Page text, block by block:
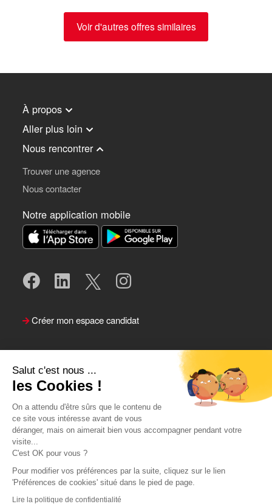
Salut c'est nous ...
les Cookies !
On a attendu d'être sûrs que le contenu de
ce site vous intéresse avant de vous
déranger, mais on aimerait bien vous accompagner pendant votre
visite...
C'est OK pour vous ?
Pour modifier vos préférences par la suite, cliquez sur le lien
'Préférences de cookies' situé dans le pied de page.
Lire la politique de confidentialité
Voir d'autres offres similaires
À propos
Aller plus loin
Nous rencontrer
Trouver une agence
Nous contacter
Notre application mobile
Créer mon espace candidat